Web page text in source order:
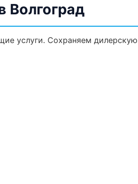
Волгоград
услуги. Сохраняем